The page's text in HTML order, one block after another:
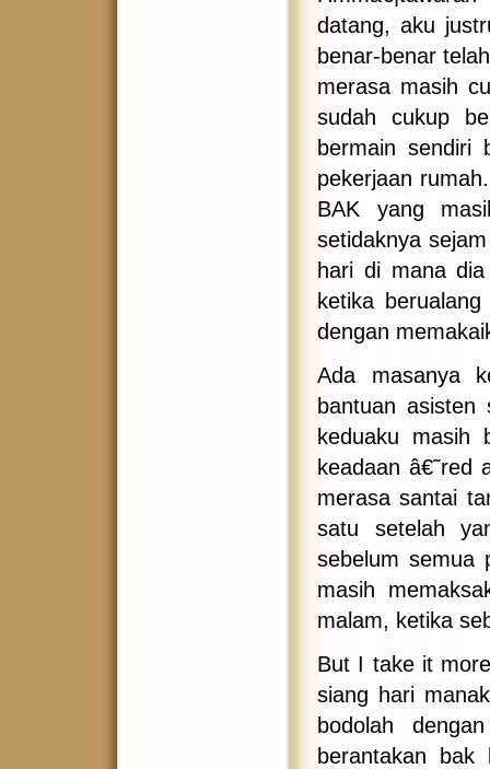
datang, aku
benar-benar
merasa masih
sudah cukup
bermain sendiri
pekerjaan
BAK yang
setidaknya
hari di mana
ketika
dengan
Ada masanya
bantuan
keduaku masih
keadaan
merasa santai
satu setelah
sebelum semua
masih
malam, ketika
But I take it
siang hari
bodolah
berantakan